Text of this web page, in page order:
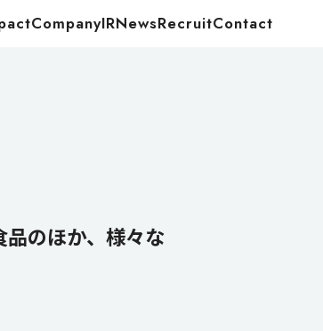
CompanyIRNewsRecruitContact
のほか、様々な